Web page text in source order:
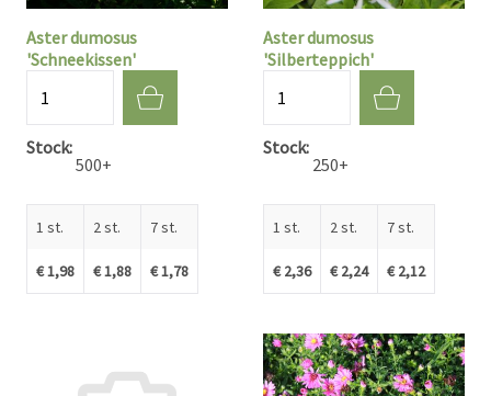
Aster dumosus
'Schneekissen'
Stock
500+
1 st.
€ 1,98
2 st.
€ 1,88
7 st.
€ 1,78
Aster dumosus
'Silberteppich'
Stock
250+
1 st.
€ 2,36
2 st.
€ 2,24
7 st.
€ 2,12